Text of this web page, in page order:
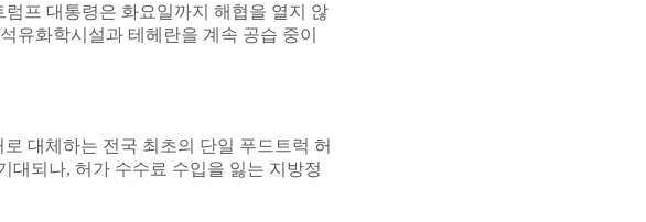
프 대통령은 화요일까지 해협을 열지 않
유화학시설과 테헤란을 계속 공습 중이
대체하는 전국 최초의 단일 푸드트럭 허
대되나, 허가 수수료 수입을 잃는 지방정